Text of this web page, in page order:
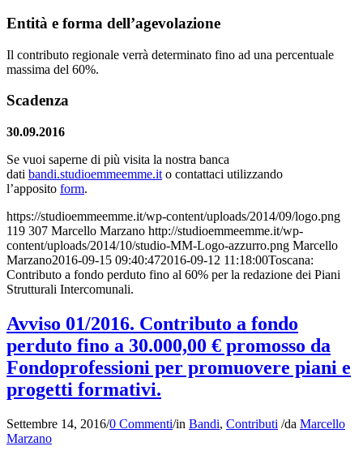
Entità e forma dell’agevolazione
Il contributo regionale verrà determinato fino ad una percentuale
massima del 60%.
Scadenza
30.09.2016
Se vuoi saperne di più visita la nostra banca
dati bandi.studioemmeemme.it o contattaci utilizzando
l’apposito form.
https://studioemmeemme.it/wp-content/uploads/2014/09/logo.png
119 307 Marcello Marzano http://studioemmeemme.it/wp-
content/uploads/2014/10/studio-MM-Logo-azzurro.png Marcello
Marzano2016-09-15 09:40:472016-09-12 11:18:00Toscana:
Contributo a fondo perduto fino al 60% per la redazione dei Piani
Strutturali Intercomunali.
Avviso 01/2016. Contributo a fondo
perduto fino a 30.000,00 € promosso da
Fondoprofessioni per promuovere piani e
progetti formativi.
Settembre 14, 2016/0 Commenti/in Bandi, Contributi /da Marcello
Marzano